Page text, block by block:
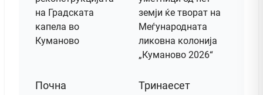
Почна
Тринаесет